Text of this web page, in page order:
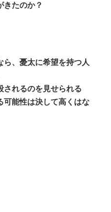
きたのか？
ら、憂太に希望を持つ人
されるのを見せられる
可能性は決して高くはな